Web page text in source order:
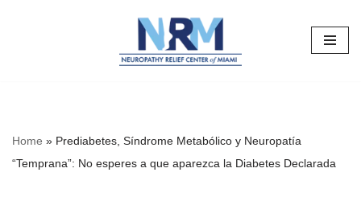
Home » Prediabetes, Síndrome Metabólico y Neuropatía
“Temprana”: No esperes a que aparezca la Diabetes Declarada